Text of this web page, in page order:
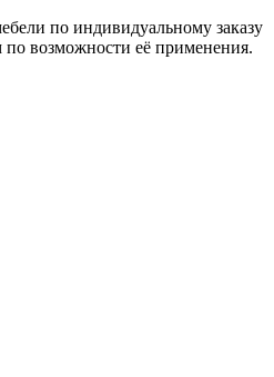
по индивидуальному заказу
по возможности её применения.